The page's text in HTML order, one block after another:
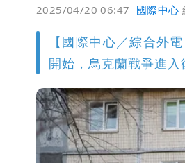
蔣萬安民調只贏
97萬網紅「肥大
慈濟被騙10億！
2025/04/20 06:47 國際中心
【國際中心／綜合外
開始，烏克蘭戰爭進入